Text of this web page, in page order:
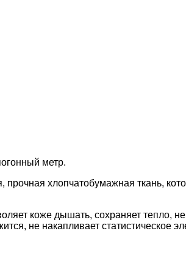
метр.
хлопчатобумажная ткань,
коже дышать, сохраняет тепло,
не накапливает статистическое